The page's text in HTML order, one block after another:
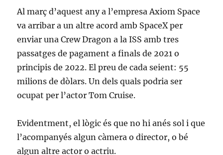
Al març d’aquest any a l’empresa Axiom Space
va arribar a un altre acord amb SpaceX per
enviar una Crew Dragon a la ISS amb tres
passatges de pagament a finals de 2021 o
principis de 2022. El preu de cada seient: 55
milions de dòlars. Un dels quals podria ser
ocupat per l’actor Tom Cruise.
Evidentment, el lògic és que no hi anés sol i que
l’acompanyés algun càmera o director, o bé
algun altre actor o actriu.